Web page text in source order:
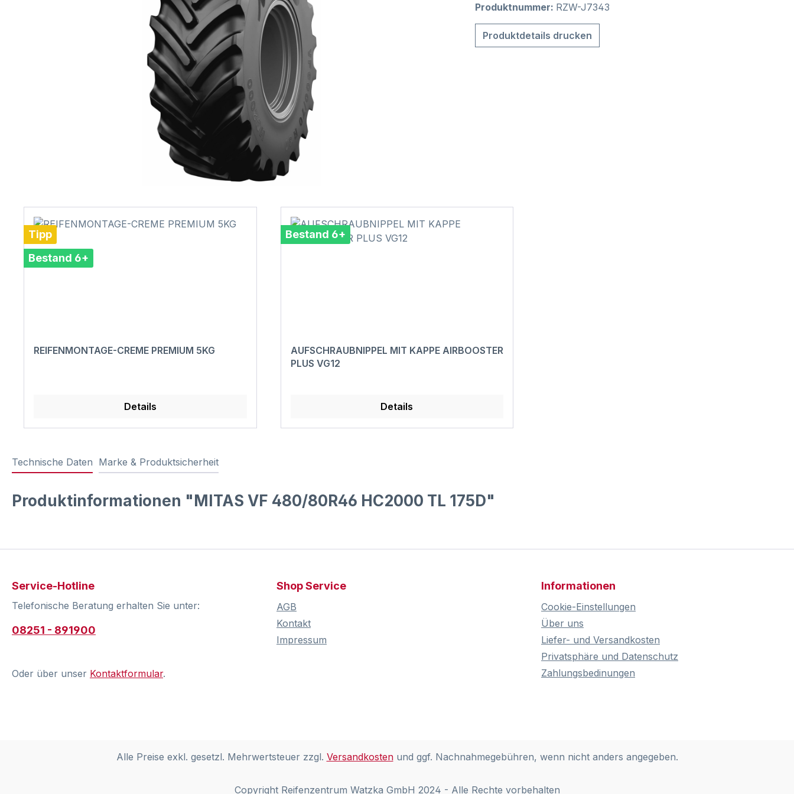
Produktnummer: RZW-J7343
Produktdetails drucken
Tipp
Bestand 6+
REIFENMONTAGE-CREME PREMIUM 5KG
Details
Bestand 6+
AUFSCHRAUBNIPPEL MIT KAPPE AIRBOOSTER
PLUS VG12
Details
Technische Daten Marke & Produktsicherheit
Produktinformationen "MITAS VF 480/80R46 HC2000 TL 175D"
Service-Hotline
Telefonische Beratung erhalten Sie unter:
08251 - 891900
Oder über unser Kontaktformular.
Shop Service
AGB
Kontakt
Impressum
Informationen
Cookie-Einstellungen
Über uns
Liefer- und Versandkosten
Privatsphäre und Datenschutz
Zahlungsbedinungen
Alle Preise exkl. gesetzl. Mehrwertsteuer zzgl. Versandkostenund ggf. Nachnahmegebühren, wenn nicht anders angegeben.
Copyright Reifenzentrum Watzka GmbH 2024 - Alle Rechte vorbehalten